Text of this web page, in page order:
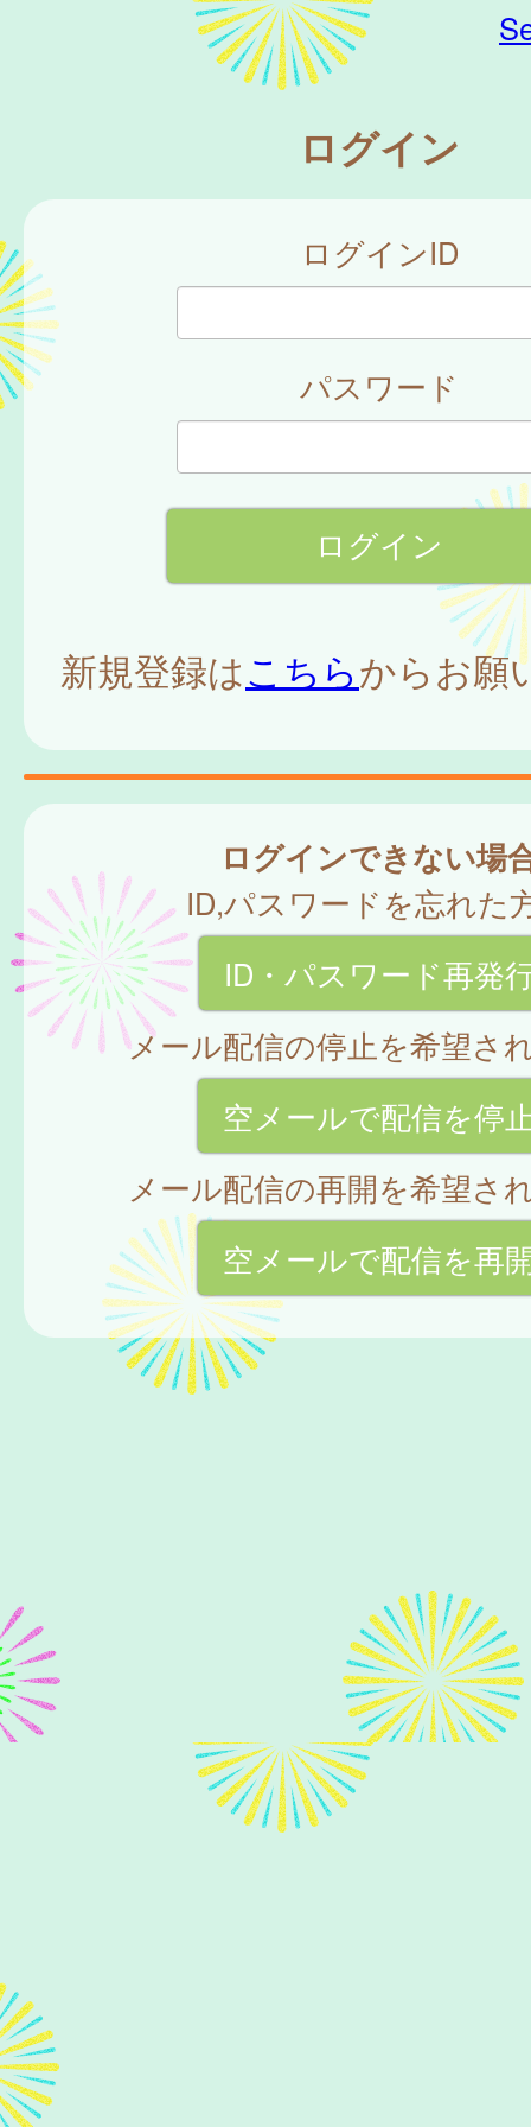
ログイン
ログインID
パスワード
新規登録はこちらからお願
ログインできない場
ID,パスワードを忘れた
ID・パスワード再発
メール配信の停止を希望さ
空メールで配信を停
メール配信の再開を希望さ
空メールで配信を再